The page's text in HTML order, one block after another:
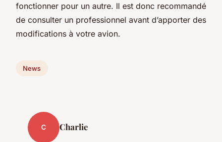
fonctionner pour un autre. Il est donc recommandé
de consulter un professionnel avant d’apporter des
modifications à votre avion.
News
C Charlie